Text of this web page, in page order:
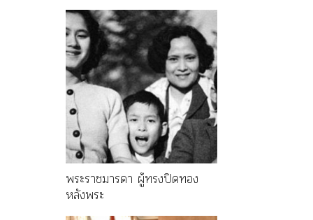
พระราชมารดา ผู้ทรงปิดทอง
หลังพระ